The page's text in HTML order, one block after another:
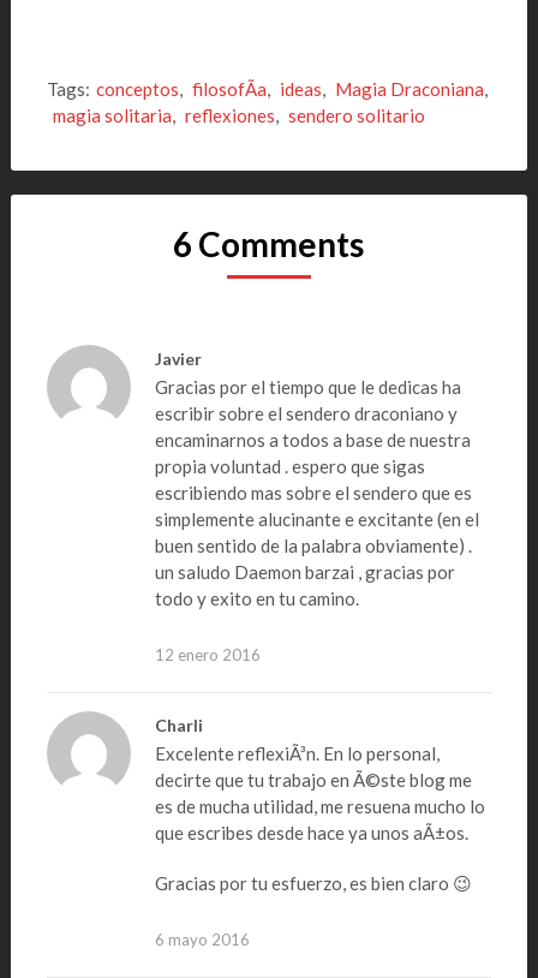
Tags: conceptos, filosofÃ­a, ideas, Magia Draconiana,
magia solitaria, reflexiones, sendero solitario
6 Comments
Javier
Gracias por el tiempo que le dedicas ha
escribir sobre el sendero draconiano y
encaminarnos a todos a base de nuestra
propia voluntad . espero que sigas
escribiendo mas sobre el sendero que es
simplemente alucinante e excitante (en el
buen sentido de la palabra obviamente) .
un saludo Daemon barzai , gracias por
todo y exito en tu camino.
12 enero 2016
Charli
Excelente reflexiÃ³n. En lo personal,
decirte que tu trabajo en Ã©ste blog me
es de mucha utilidad, me resuena mucho lo
que escribes desde hace ya unos aÃ±os.
Gracias por tu esfuerzo, es bien claro 😉
6 mayo 2016